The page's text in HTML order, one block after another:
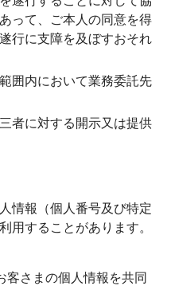
って、ご本人の同意を得
行に支障を及ぼすおそれ
囲内において業務委託先
者に対する開示又は提供
情報（個人番号及び特定
用することがあります。
客さまの個人情報を共同